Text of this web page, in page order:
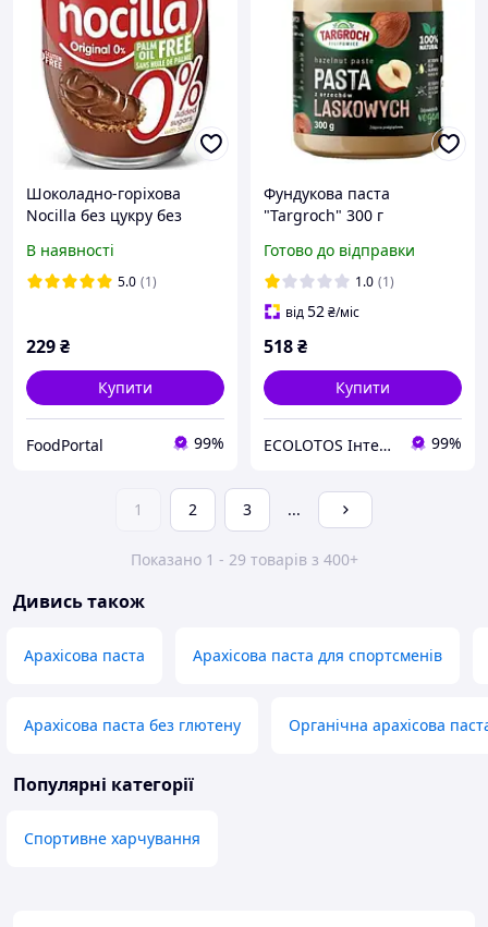
Шоколадно-горіхова
Nocilla без цукру без
глютена 190 г Іспанія
В наявності
5.0 (1)
229₴
Купити
FoodPortal 99%
Фундукова паста
"Targroch" 300 г
Готово до відправки
1.0 (1)
від52₴/міс
518₴
Купити
ECOLOTOS Інтернет-магазин натуральних продуктів харчування 99%
1 2 3 ...
Показано 1 - 29 товарів з 400+
Дивись також
Арахісова паста Арахісова паста для спортсменів
Арахісова паста без глютену Органічна арахісова
Популярні категорії
Спортивне харчування